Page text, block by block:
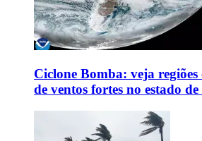
Ciclone Bomba: veja regiões
de ventos fortes no estado de